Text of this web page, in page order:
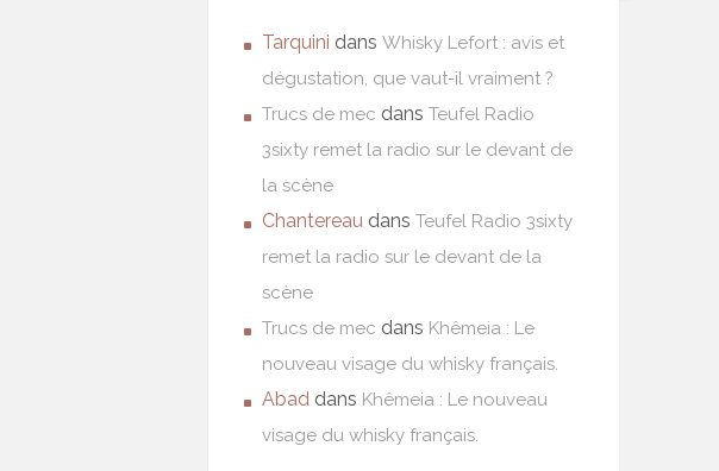
Tarquini dans Whisky Lefort : avis et
dégustation, que vaut-il vraiment ?
Trucs de mec dans Teufel Radio
3sixty remet la radio sur le devant de
la scène
Chantereau dans Teufel Radio 3sixty
remet la radio sur le devant de la
scène
Trucs de mec dans Khêmeia : Le
nouveau visage du whisky français.
Abad dans Khêmeia : Le nouveau
visage du whisky français.